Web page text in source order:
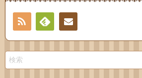
RSS
Feedlyお問